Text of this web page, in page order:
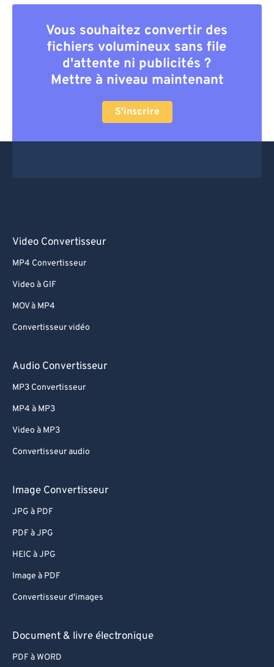
Vous souhaitez convertir des
fichiers volumineux sans file
d'attente ni publicités ?
Mettre à niveau maintenant
S'inscrire
Video Convertisseur
MP4 Convertisseur
Video à GIF
MOV à MP4
Convertisseur vidéo
Audio Convertisseur
MP3 Convertisseur
MP4 à MP3
Video à MP3
Convertisseur audio
Image Convertisseur
JPG à PDF
PDF à JPG
HEIC à JPG
Image à PDF
Convertisseur d'images
Document & livre électronique
PDF à WORD